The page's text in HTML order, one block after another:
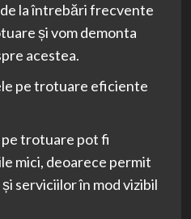
la întrebări frecvente
și vom demonta
acestea.
pe trotuare eficiente
pe trotuare pot fi
mici, deoarece permit
serviciilor în mod vizibil